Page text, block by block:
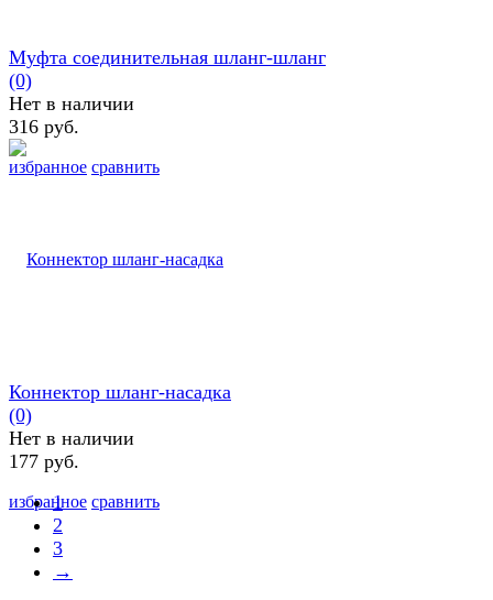
избранное сравнить
Муфта соединительная шланг-шланг
(0)
Нет в наличии
316 руб.
избранное сравнить
Коннектор шланг-насадка
(0)
Нет в наличии
177 руб.
1
2
3
→